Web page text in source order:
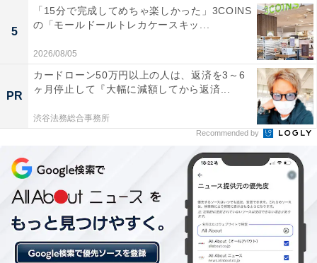
華」が選ばれる理由
5
「15分で完成してめちゃ楽しかった」3COINS
の「モールドールトレカケースキッ...
2026/08/05
PR
カードローン50万円以上の人は、返済を3～6
ヶ月停止して『大幅に減額してから返済...
渋谷法務総合事務所
Recommended by